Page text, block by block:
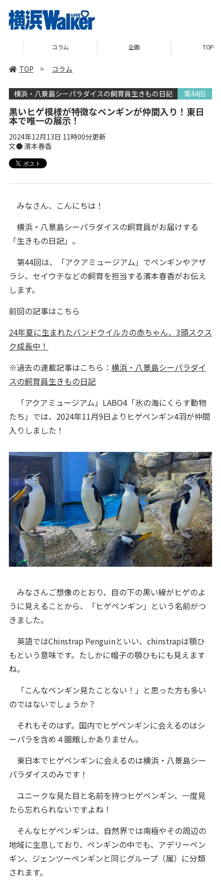
TOP > コラム
横浜・八景島シーパラダイスの飼育員生きもの日記 第44回
黒いヒゲ模様が特徴なペンギンが仲間入り！東日
本で唯一の展示！
2024年12月13日 11時00分更新
文● 濱本春香
みなさん、こんにちは！
横浜・八景島シーパラダイスの飼育員がお届けする
「生きもの日記」。
第44回は、「アクアミュージアム」でペンギンやアザ
ラシ、セイウチなどの飼育を担当する濱本春香がお伝え
します。
前回の記事はこちら
24年夏に生まれたバンドウイルカの赤ちゃん、3頭スクス
ク成長中！
※過去の連載記事はこちら： 横浜・八景島シーパラダイ
スの飼育員生きもの日記
「アクアミュージアム」LABO4「氷の海にくらす動物
たち」では、2024年11月9日よりヒゲペンギン4羽が仲間
入りしました！
みなさんご想像のとおり、目の下の黒い線がヒゲのよ
うに見えることから、「ヒゲペンギン」という名前がつ
きました。
英語ではChinstrap Penguinといい、chinstrapは顎ひ
もという意味です。たしかに帽子の顎ひもにも見えます
ね。
「こんなペンギン見たことない！」と思った方も多い
のではないでしょうか？
それもそのはず。国内でヒゲペンギンに会えるのはシ
ーパラを含め４園館しかありません。
東日本でヒゲペンギンに会えるのは横浜・八景島シー
パラダイスのみです！
ユニークな見た目と名前を持つヒゲペンギン、一度見
たら忘れられないですよね！
そんなヒゲペンギンは、自然界では南極やその周辺の
地域に生息しており、ペンギンの中でも、アデリーペン
ギン、ジェンツーペンギンと同じグループ（属）に分類
されます。